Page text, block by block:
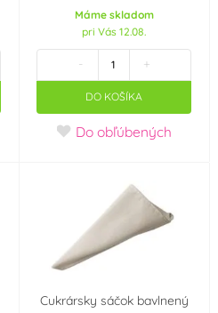
Máme skladom
pri Vás 12.08.
- +
DO KOŠÍKA
Do obľúbených
Cukrársky sáčok bavlnený